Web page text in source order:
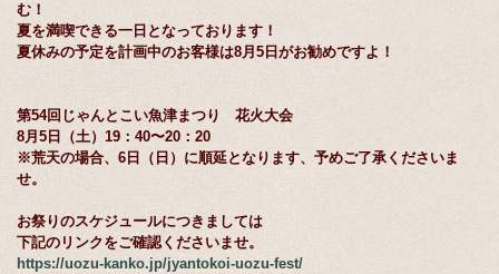
む！
夏を満喫できる一日となっております！
夏休みの予定を計画中のお客様は8月5日がお勧めですよ！
第54回じゃんとこい魚津まつり 花火大会
8月5日（土）19：40〜20：20
※荒天の場合、6日（日）に順延となります、予めご了承くださいま
せ。
お祭りのスケジュールにつきましては
下記のリンクをご確認くださいませ。
https://uozu-kanko.jp/jyantokoi-uozu-fest/